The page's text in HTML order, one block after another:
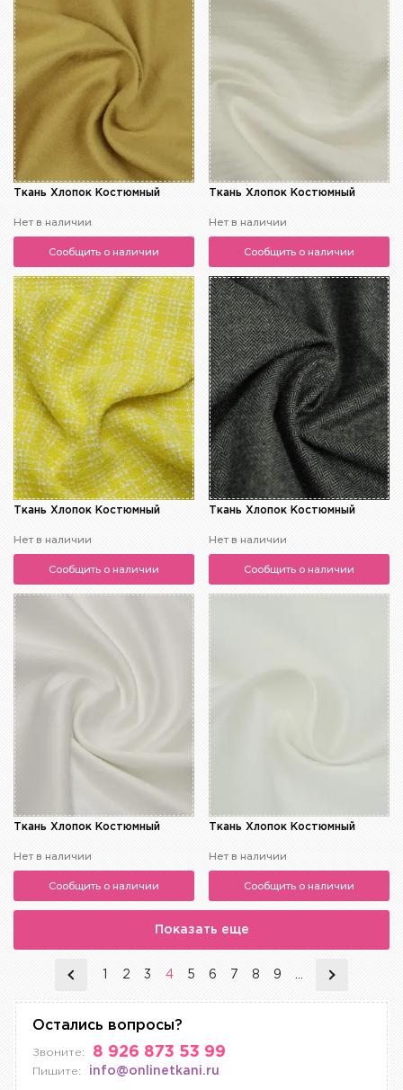
Ткань Хлопок Костюмный
Нет в наличии
Сообщить о наличии
Ткань Хлопок Костюмный
Нет в наличии
Сообщить о наличии
Ткань Хлопок Костюмный
Нет в наличии
Сообщить о наличии
Ткань Хлопок Костюмный
Нет в наличии
Сообщить о наличии
Ткань Хлопок Костюмный
Нет в наличии
Сообщить о наличии
Ткань Хлопок Костюмный
Нет в наличии
Сообщить о наличии
Показать еще
2 3 4 5 6 7 8 9
Остались вопросы?
Звоните: 8 926 873 53 99
Пишите: info@onlinetkani.ru